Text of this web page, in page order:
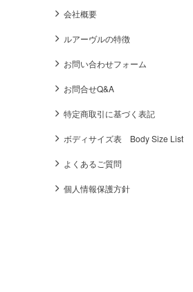
会社概要
ルアーヴルの特徴
お問い合わせフォーム
お問合せQ&A
特定商取引に基づく表記
ボディサイズ表 Body Size List
よくあるご質問
個人情報保護方針